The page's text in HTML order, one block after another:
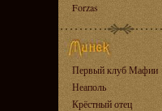
Forzas
Первый клуб Мафии
Неаполь
Крёстный отец